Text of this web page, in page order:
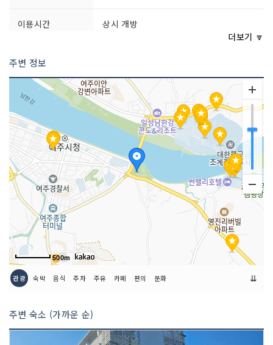
이용시간
상시 개방
더보기 🔽
주변 정보
500m
관광 숙박 음식 주차 주유 카페 편의 문화 ⇊
주변 숙소 (가까운 순)